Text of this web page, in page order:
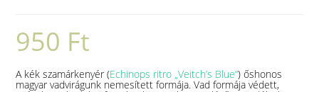
950 Ft
A kék szamárkenyér (Echinops ritro „Veitch’s Blue”) őshonos
magyar vadvirágunk nemesített formája. Vad formája védett,